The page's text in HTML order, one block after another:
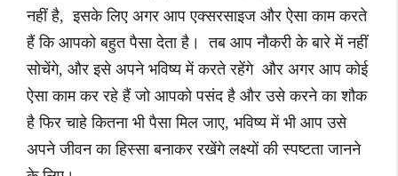
नहीं है, इसके लिए अगर आप एक्सरसाइज और ऐसा काम करते
हैं कि आपको बहुत पैसा देता है। तब आप नौकरी के बारे में नहीं
सोचेंगे, और इसे अपने भविष्य में करते रहेंगे और अगर आप कोई
ऐसा काम कर रहे हैं जो आपको पसंद है और उसे करने का शौक
है फिर चाहे कितना भी पैसा मिल जाए, भविष्य में भी आप उसे
अपने जीवन का हिस्सा बनाकर रखेंगे लक्ष्यों की स्पष्टता जानने